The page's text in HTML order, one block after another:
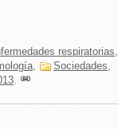
respiratorias,
, Sociedades,
.